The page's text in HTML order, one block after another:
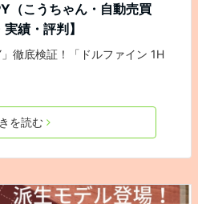
（こうちゃん・自動売買
績・評判】
徹底検証！「ドルファイン 1H
を読む